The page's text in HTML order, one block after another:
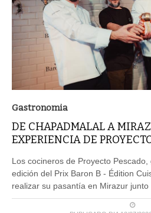
Gastronomia
DE CHAPADMALAL A
EXPERIENCIA DE
Los cocineros de Proyecto
edición del Prix Baron B - Édition
realizar su pasantía en Mirazur